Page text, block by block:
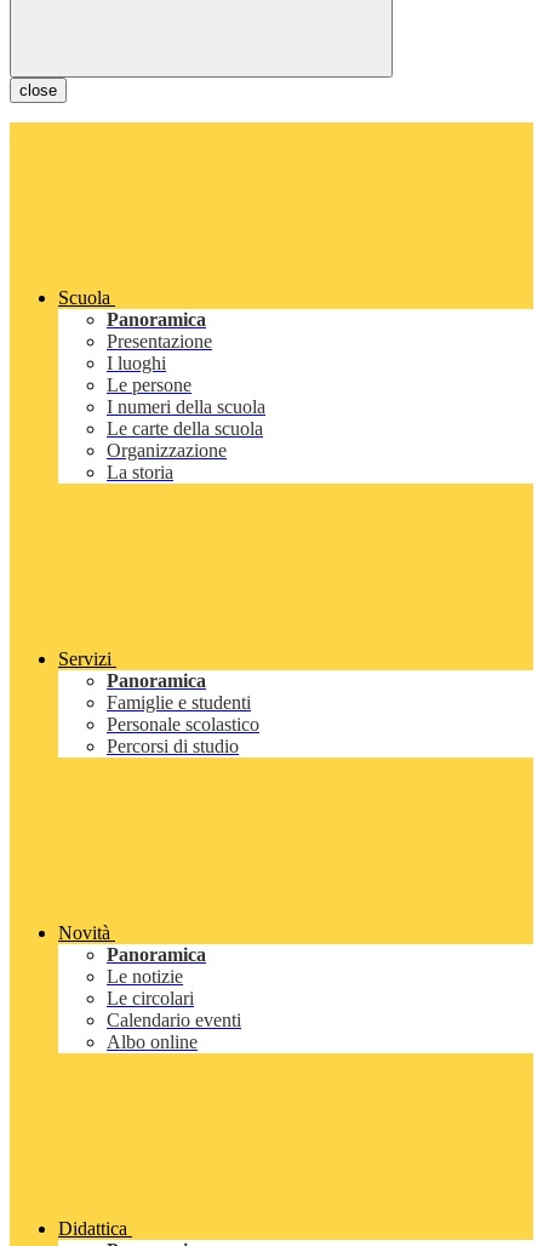
close
Scuola
Panoramica
Presentazione
I luoghi
Le persone
I numeri della scuola
Le carte della scuola
Organizzazione
La storia
Servizi
Panoramica
Famiglie e studenti
Personale scolastico
Percorsi di studio
Novità
Panoramica
Le notizie
Le circolari
Calendario eventi
Albo online
Didattica